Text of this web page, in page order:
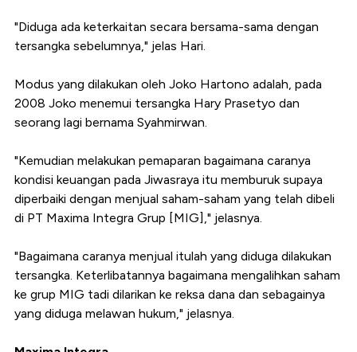
"Diduga ada keterkaitan secara bersama-sama dengan
tersangka sebelumnya," jelas Hari.
Modus yang dilakukan oleh Joko Hartono adalah, pada
2008 Joko menemui tersangka Hary Prasetyo dan
seorang lagi bernama Syahmirwan.
"Kemudian melakukan pemaparan bagaimana caranya
kondisi keuangan pada Jiwasraya itu memburuk supaya
diperbaiki dengan menjual saham-saham yang telah dibeli
di PT Maxima Integra Grup [MIG]," jelasnya.
"Bagaimana caranya menjual itulah yang diduga dilakukan
tersangka. Keterlibatannya bagaimana mengalihkan saham
ke grup MIG tadi dilarikan ke reksa dana dan sebagainya
yang diduga melawan hukum," jelasnya.